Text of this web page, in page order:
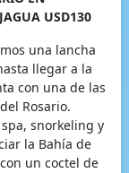
USD130
una lancha
llegar a la
con una de las
Rosario.
snorkeling y
la Bahía de
un coctel de